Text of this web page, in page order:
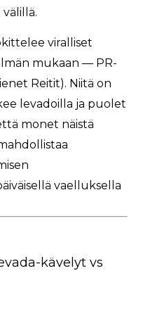
viralliset
mukaan — PR-
Reitit). Niitä on
levadoilla ja puolet
monet näistä
vaelluksella